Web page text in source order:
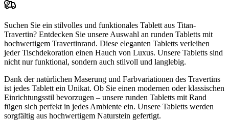
Suchen Sie ein stilvolles und funktionales Tablett aus Titan-
Travertin? Entdecken Sie unsere Auswahl an runden Tabletts mit
hochwertigem Travertinrand. Diese eleganten Tabletts verleihen
jeder Tischdekoration einen Hauch von Luxus. Unsere Tabletts sind
nicht nur funktional, sondern auch stilvoll und langlebig.
Dank der natürlichen Maserung und Farbvariationen des Travertins
ist jedes Tablett ein Unikat. Ob Sie einen modernen oder klassischen
Einrichtungsstil bevorzugen – unsere runden Tabletts mit Rand
fügen sich perfekt in jedes Ambiente ein. Unsere Tabletts werden
sorgfältig aus hochwertigem Naturstein gefertigt.